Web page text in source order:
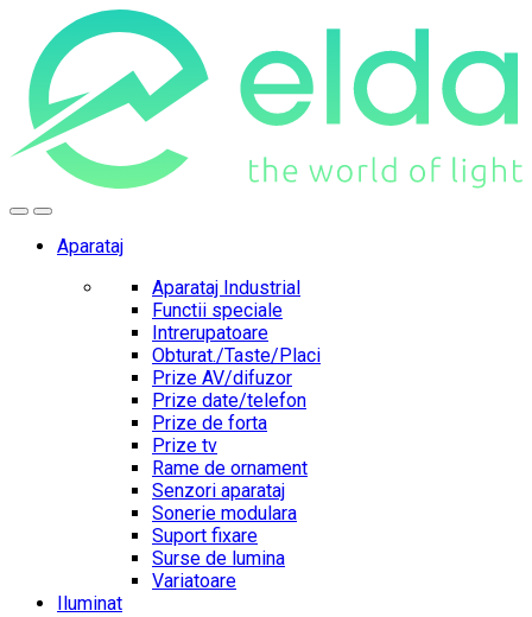
navigation
content
Aparataj
Aparataj Industrial
Functii speciale
Intrerupatoare
Obturat./Taste/Placi
Prize AV/difuzor
Prize date/telefon
Prize de forta
Prize tv
Rame de ornament
Senzori aparataj
Sonerie modulara
Suport fixare
Surse de lumina
Variatoare
Iluminat